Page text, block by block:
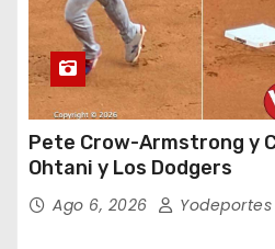
Pete Crow-Armstrong y
Ohtani y Los Dodgers
Ago 6, 2026 Yodeportes